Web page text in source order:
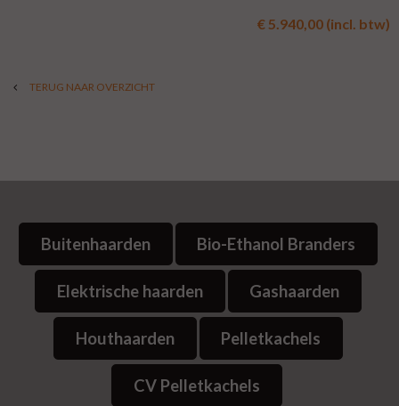
€ 5.940,00 (incl. btw)
TERUG NAAR OVERZICHT
Buitenhaarden Bio-Ethanol Branders
Elektrische haarden Gashaarden
Houthaarden Pelletkachels
CV Pelletkachels